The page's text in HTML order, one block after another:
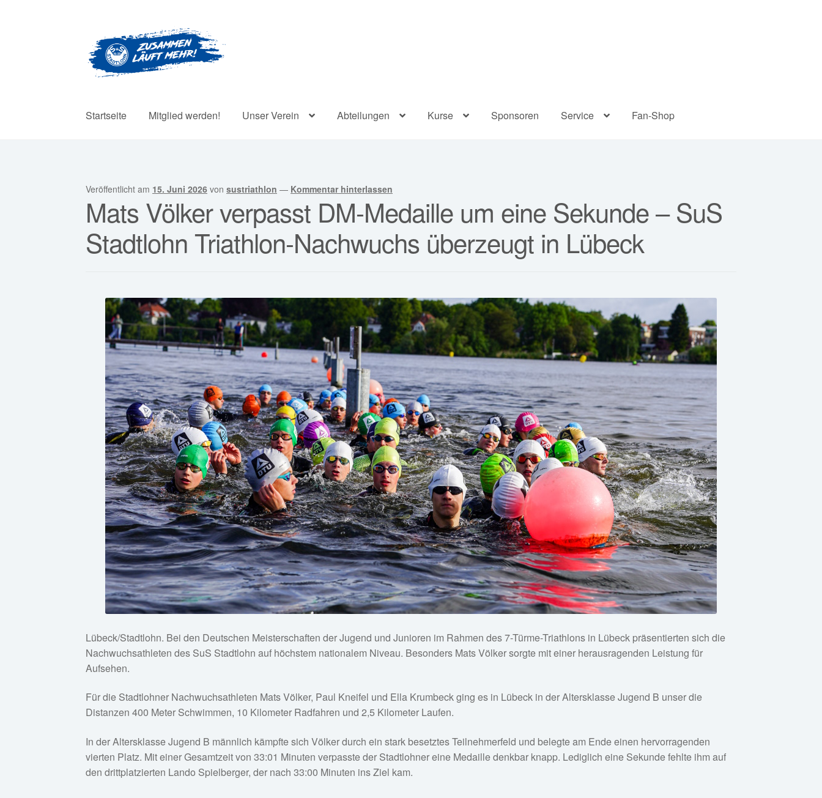
Navigation
springen
Inhalt
springen
Startseite Mitglied werden! Unser Verein Abteilungen Kurse Sponsoren Service Fan-Shop
Veröffentlicht am 15. Juni 2026 vonsustriathlon — Kommentar hinterlassen
Mats Völker verpasst DM-Medaille um eine Sekunde – SuS
Stadtlohn Triathlon-Nachwuchs überzeugt in Lübeck
Lübeck/Stadtlohn. Bei den Deutschen Meisterschaften der Jugend und Junioren im Rahmen des 7-Türme-Triathlons in Lübeck präsentierten sich die
Nachwuchsathleten des SuS Stadtlohn auf höchstem nationalem Niveau. Besonders Mats Völker sorgte mit einer herausragenden Leistung für
Aufsehen.
Für die Stadtlohner Nachwuchsathleten Mats Völker, Paul Kneifel und Ella Krumbeck ging es in Lübeck in der Altersklasse Jugend B unser die
Distanzen 400 Meter Schwimmen, 10 Kilometer Radfahren und 2,5 Kilometer Laufen.
In der Altersklasse Jugend B männlich kämpfte sich Völker durch ein stark besetztes Teilnehmerfeld und belegte am Ende einen hervorragenden
vierten Platz. Mit einer Gesamtzeit von 33:01 Minuten verpasste der Stadtlohner eine Medaille denkbar knapp. Lediglich eine Sekunde fehlte ihm auf
den drittplatzierten Lando Spielberger, der nach 33:00 Minuten ins Ziel kam.